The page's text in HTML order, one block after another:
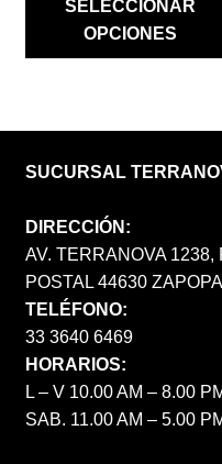
$ 1,690.00.
SELECCIONAR
OPCIONES
PRODUCTO
SUCURSAL
DIRECCIÓN:
AV. TERRANOVA
POSTAL 44630
TELÉFONO:
33 3640 6469
HORARIOS:
L – V 10.00 AM – 8.00
SAB. 11.00 AM – 5.00